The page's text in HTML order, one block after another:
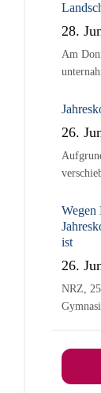
28.
Am
26.
Wegen
ist
26.
NRZ,